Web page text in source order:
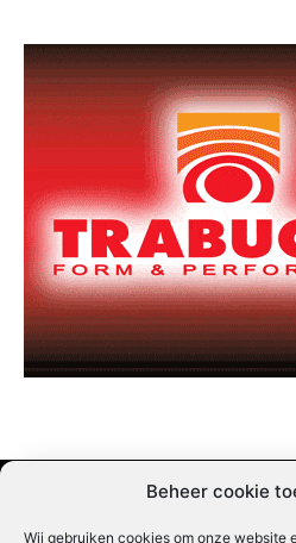
Beheer cookie
Wij gebruiken cookies om onze website